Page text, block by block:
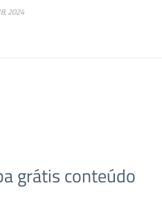
2024
grátis conteúdo